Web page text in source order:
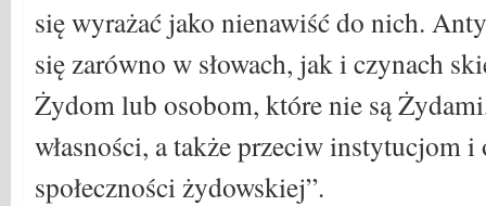
się wyrażać jako nienawiść do nich.
się zarówno w słowach, jak i czynach
Żydom lub osobom, które nie są
własności, a także przeciw instytucjom
społeczności żydowskiej”.